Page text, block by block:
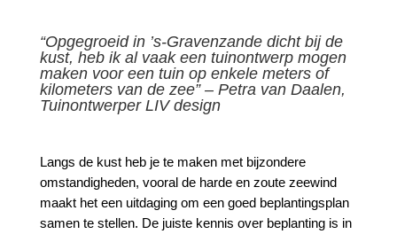
“Opgegroeid in ’s-Gravenzande dicht bij de
kust, heb ik al vaak een tuinontwerp mogen
maken voor een tuin op enkele meters of
kilometers van de zee” – Petra van Daalen,
Tuinontwerper LIV design
Langs de kust heb je te maken met bijzondere
omstandigheden, vooral de harde en zoute zeewind
maakt het een uitdaging om een goed beplantingsplan
samen te stellen. De juiste kennis over beplanting is in